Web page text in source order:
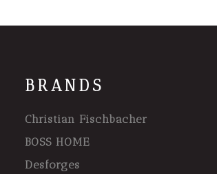
BRANDS
Christian Fischbacher
BOSS HOME
Desforges